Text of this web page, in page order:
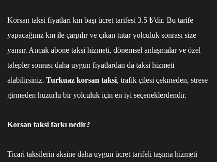
Korsan taksi fiyatları km başı ücret tarifesi 3.5 ₺'dir. Bu tarife
yapacağınız km ile çarpılır ve çıkan tutar yolculuk sonrası size
yansır. Ancak abone taksi hizmeti, dönemsel anlaşmalar ve özel
talepler sonrası daha uygun fiyatlardan da taksi hizmeti
alabilirsiniz. Turkuaz korsan taksi, trafik çilesi çekmeden, strese
girmeden huzurlu bir yolculuk için en iyi seçeneklerdendir.
Korsan taksi farkı nedir?
Ticari taksilerin aksine daha uygun ücret tarifeli taşıma hizmeti